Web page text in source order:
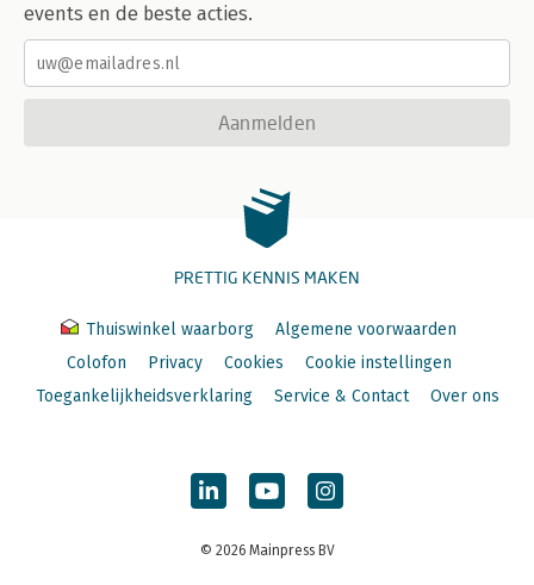
events en de beste acties.
Aanmelden
PRETTIG KENNIS MAKEN
Thuiswinkel waarborg
Algemene voorwaarden
Colofon
Privacy Cookies
Cookie instellingen
Toegankelijkheidsverklaring
Service & Contact Over ons
© 2026 Mainpress BV